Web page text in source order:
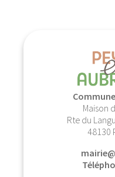
Maison
Rte du
48130